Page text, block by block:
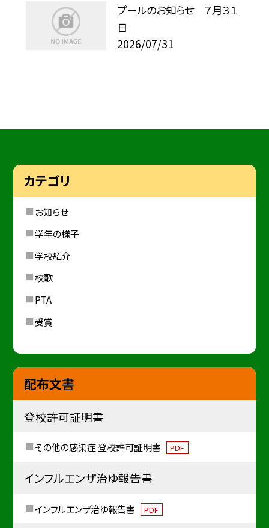
プールのお知らせ ７月３１
日
2026/07/31
カテゴリ
お知らせ
学年の様子
学校紹介
校歌
PTA
受賞
配布文書
登校許可証明書
その他の感染症 登校許可証明書 PDF
インフルエンザ治ゆ報告書
インフルエンザ治ゆ報告書 PDF